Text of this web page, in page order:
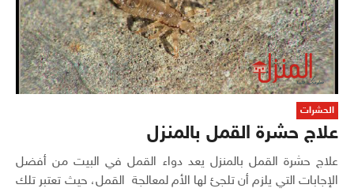
الحشرات
علاج حشرة القمل بالمنزل
علاج حشرة القمل بالمنزل يعد دواء القمل في البيت من أفضل
الإجابات التي يلزم أن تلجئ لها الأم لمعالجة القمل، حيث تعتبر تلك